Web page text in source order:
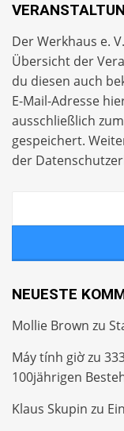
Der Werkhaus e.
Übersicht der
du diesen auch
E-Mail-Adresse
ausschließlich
gespeichert.
der
NEUESTE
Mollie Brown zu
Máy tính giờzu
100jährigen
Klaus Skupin zu